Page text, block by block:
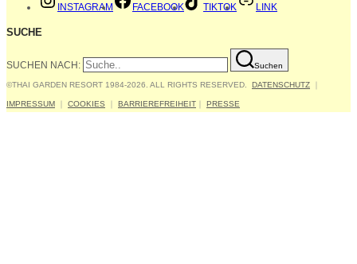
INSTAGRAM FACEBOOK TIKTOK LINK
SUCHE
SUCHEN NACH: Suchen
©THAI GARDEN RESORT 1984-2026. ALL RIGHTS RESERVED. DATENSCHUTZ
IMPRESSUM COOKIES BARRIEREFREIHEIT PRESSE